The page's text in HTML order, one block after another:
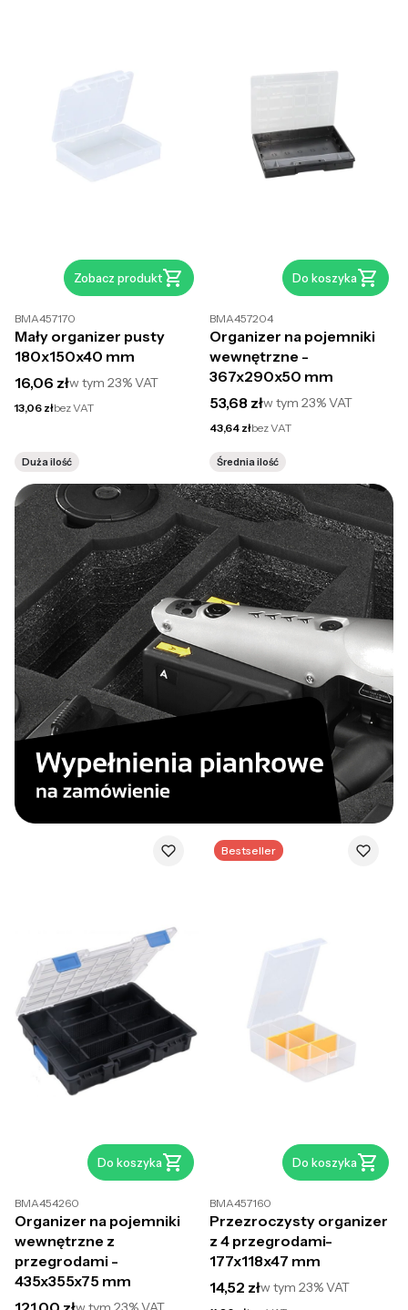
Zobacz produkt
BMA457170
Mały organizer pusty
180x150x40 mm
Cena brutto
16,06 złw tym 23%VAT
Cena netto
13,06 złbez VAT
Duża ilość
Do koszyka
BMA457204
Organizer na pojemniki
wewnętrzne -
367x290x50 mm
Cena brutto
53,68 złw tym23%VAT
Cena netto
43,64 złbez VAT
Średnia ilość
Do koszyka
BMA454260
Organizer na pojemniki
wewnętrzne z
przegrodami -
435x355x75 mm
Bestseller
Do koszyka
BMA457160
Przezroczysty organizer
z 4 przegrodami-
177x118x47 mm
Cena brutto
14,52 złw tym23%VAT